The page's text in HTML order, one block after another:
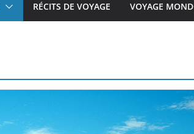
RÉCITS DE VOYAGE VOYAGE